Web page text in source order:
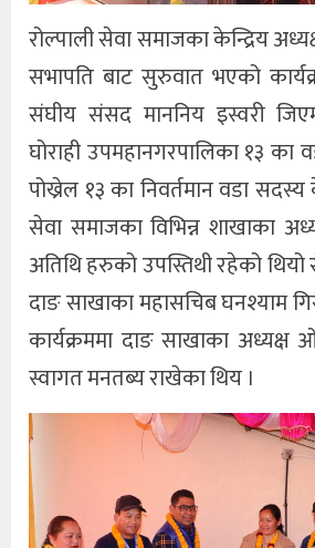
रोल्पाली सेवा समाजका केन्द्रिय
सभापति बाट सुरुवात भएको
संघीय संसद माननिय इस्वरी
घोराही उपमहानगरपालिका १३ का
पोख्रेल १३ का निवर्तमान वडा
सेवा समाजका विभिन्न शाखाका
अतिथि हरुको उपस्तिथी रहेको थियो
दाङ साखाका महासचिब घनश्याम
कार्यक्रममा दाङ साखाका
स्वागत मनतब्य राखेका थिय ।